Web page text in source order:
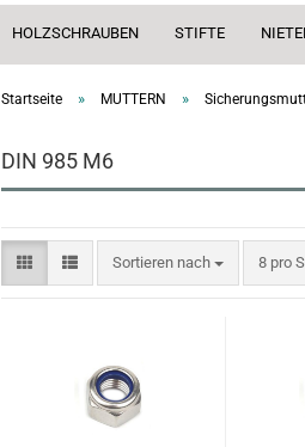
HOLZSCHRAUBEN STIFTE
Startseite » MUTTERN »
DIN 985 M6
Sortieren nach
Sortieren nach 8 pro
pro